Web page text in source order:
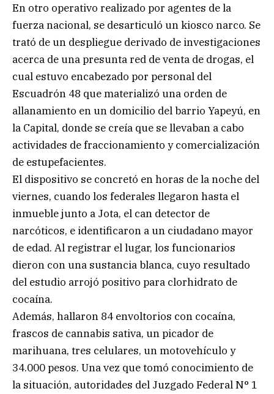
En otro operativo realizado por agentes de la
fuerza nacional, se desarticuló un kiosco narco. Se
trató de un despliegue derivado de investigaciones
acerca de una presunta red de venta de drogas, el
cual estuvo encabezado por personal del
Escuadrón 48 que materializó una orden de
allanamiento en un domicilio del barrio Yapeyú, en
la Capital, donde se creía que se llevaban a cabo
actividades de fraccionamiento y comercialización
de estupefacientes.
El dispositivo se concretó en horas de la noche del
viernes, cuando los federales llegaron hasta el
inmueble junto a Jota, el can detector de
narcóticos, e identificaron a un ciudadano mayor
de edad. Al registrar el lugar, los funcionarios
dieron con una sustancia blanca, cuyo resultado
del estudio arrojó positivo para clorhidrato de
cocaína.
Además, hallaron 84 envoltorios con cocaína,
frascos de cannabis sativa, un picador de
marihuana, tres celulares, un motovehículo y
34.000 pesos. Una vez que tomó conocimiento de
la situación, autoridades del Juzgado Federal N° 1